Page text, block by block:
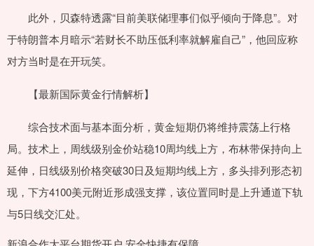
此外，贝森特透露“目前美联储理事们似乎倾向于降息”。对
于特朗普本月暗示“若财长不助压低利率就解雇自己”，他回应称
对方当时是在开玩笑。
【最新国际黄金行情解析】
综合技术面与基本面分析，黄金短期仍将维持震荡上行格
局。技术上，周线级别金价站稳10周均线上方，布林带保持向上
延伸，日线级别价格突破30日及短期均线上方，多头排列形态初
现，下方4100美元附近形成强支撑，该位置同时是上升通道下轨
与5日线交汇处。